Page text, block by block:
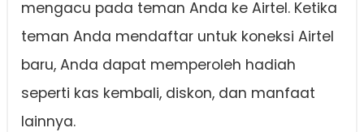
mengacu pada teman Anda ke Airtel. Ketika
teman Anda mendaftar untuk koneksi Airtel
baru, Anda dapat memperoleh hadiah
seperti kas kembali, diskon, dan manfaat
lainnya.